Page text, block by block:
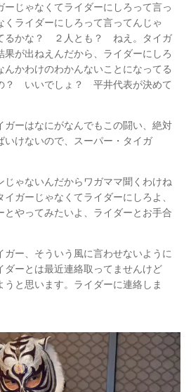
ーじゃなくてライダーにしろって言っ
ライダーにしろって言ってんじゃ
るかな？ ２人とも？ ねえ。タイガ
果が出ねえんだから、ライダーにしろ
んかわけのわかんないことになってる
？ いいでしょ？ 平井代表が決めて
ガーはなにがなんでもこの闘い、絶対
いけないので、スーパー・タイガ
じゃないんだからワガママ聞くわけね
ガーじゃなくてライダーにしろよ、
とやってみたいよ、ライダーとお手合
ガー、そういう風に言わせないように
ダーとは最近連絡取ってませんけど
うと思います。ライダーに連絡しま